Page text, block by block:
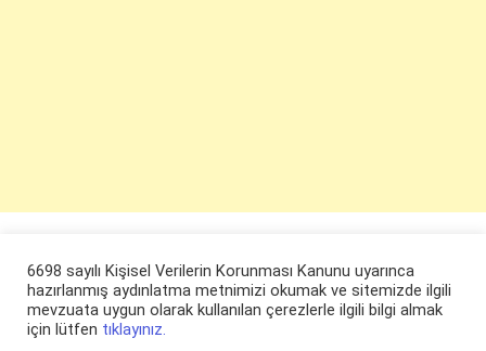
6698 sayılı Kişisel Verilerin Korunması Kanunu uyarınca
hazırlanmış aydınlatma metnimizi okumak ve sitemizde ilgili
mevzuata uygun olarak kullanılan çerezlerle ilgili bilgi almak
için lütfen tıklayınız.